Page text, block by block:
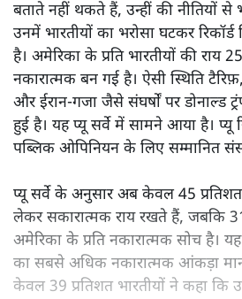
बताते नहीं थकते हैं, उन्हीं की नीतियों
उनमें भारतीयों का भरोसा घटकर
है। अमेरिका के प्रति भारतीयों की राय
नकारात्मक बन गई है। ऐसी स्थिति
और ईरान-गजा जैसे संघर्षों पर डोनाल्ड
हुई है। यह प्यू सर्वे में सामने आया है। प्यू
पब्लिक ओपिनियन के लिए सम्मानित
प्यू सर्वे के अनुसार अब केवल 45
लेकर सकारात्मक राय रखते हैं, जबकि
अमेरिका के प्रति नकारात्मक सोच है।
का सबसे अधिक नकारात्मक आंकड़ा
केवल 39 प्रतिशत भारतीयों ने कहा कि